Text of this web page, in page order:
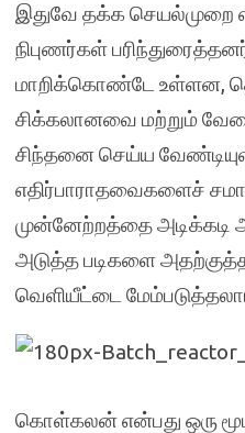
இதுவே தக்க செயல்முறை
நிபுணர்கள்
மாறிக்கொண்டே உள்ளன,
சிக்கலானவை மற்றும்
சிந்தனை செய்ய
எதிர்பாராதவைகளைச்
முன்னேற்றத்தை அடிக்கடி
அடுத்த படிகளை
வெளியீட்டை
கொள்கலன் என்பது ஒரு